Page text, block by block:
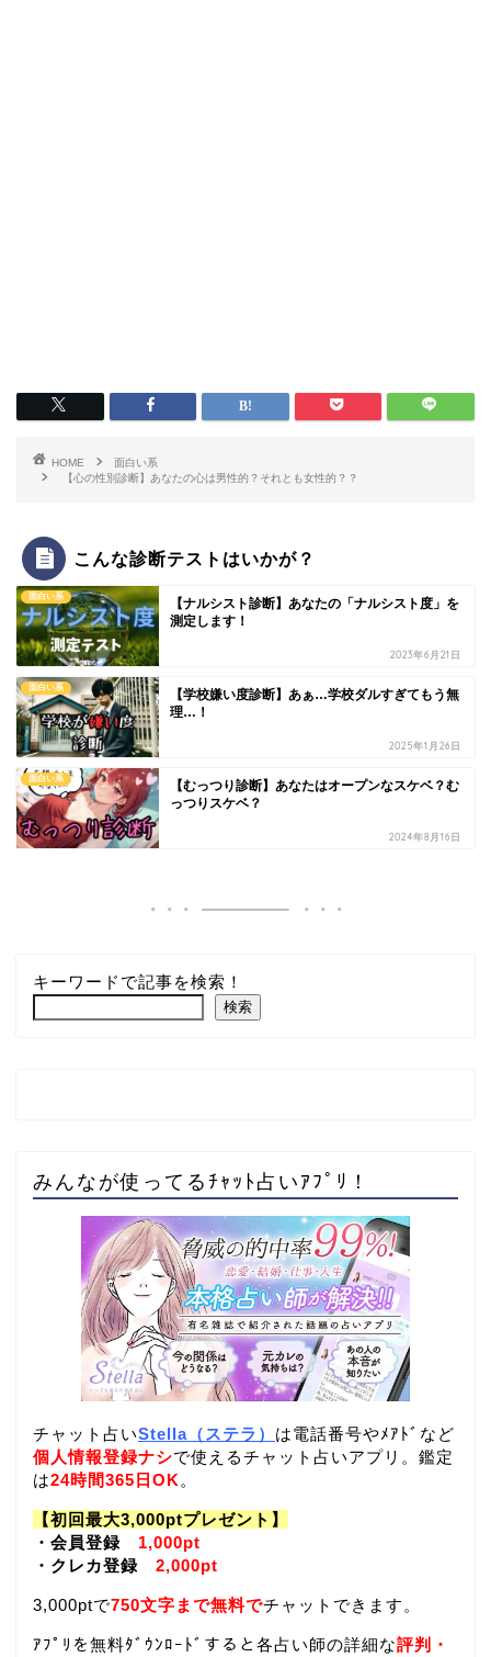
HOME
面白い系
【心の性別診断】あなたの心は男性的？それとも女性的？？
こんな診断テストはいかが？
面白い系
【ナルシスト診断】あなたの「ナルシスト度」を
測定します！
2023年6月21日
面白い系
【学校嫌い度診断】あぁ…学校ダルすぎてもう無
理…！
2025年1月26日
面白い系
【むっつり診断】あなたはオープンなスケベ？む
っつりスケベ？
2024年8月16日
キーワードで記事を検索！
検索
みんなが使ってるﾁｬｯﾄ占いｱﾌﾟﾘ！
チャット占いStella（ステラ） は電話番号やﾒｱﾄﾞなど
個人情報登録ナシで使えるチャット占いアプリ。鑑定
は24時間365日OK 。
【初回最大3,000ptプレゼント】
・会員登録 1,000pt
・クレカ登録 2,000pt
3,000ptで750文字まで無料でチャットできます。
ｱﾌﾟﾘを無料ﾀﾞｳﾝﾛｰﾄﾞすると各占い師の詳細な評判・